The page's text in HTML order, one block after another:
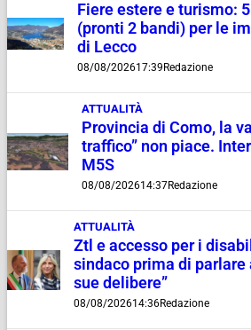
Fiere estere e turismo:
(pronti 2 bandi) per le
di Lecco
08/08/202617:39 Redazione
ATTUALITÀ
Provincia di Como, la
traffico” non piace.
M5S
08/08/202614:37Redazione
ATTUALITÀ
Ztl e accesso per i
sindaco prima di
sue delibere”
08/08/202614:36Redazione